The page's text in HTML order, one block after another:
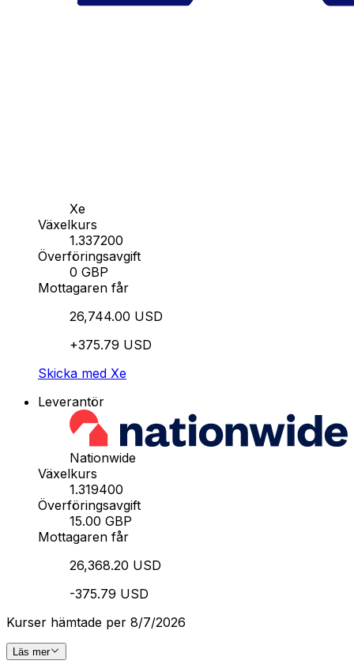
Xe
Växelkurs
1.337200
Överföringsavgift
0 GBP
Mottagaren får
26,744.00 USD
+375.79 USD
Skicka med Xe
Leverantör
Nationwide
Växelkurs
1.319400
Överföringsavgift
15.00 GBP
Mottagaren får
26,368.20 USD
-375.79 USD
Kurser hämtade per 8/7/2026
Läs mer